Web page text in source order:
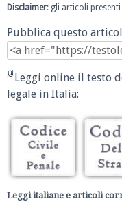
Disclaimer: gli articoli
Pubblica questo
Leggi online il testo
legale in Italia:
Leggi italiane e articoli